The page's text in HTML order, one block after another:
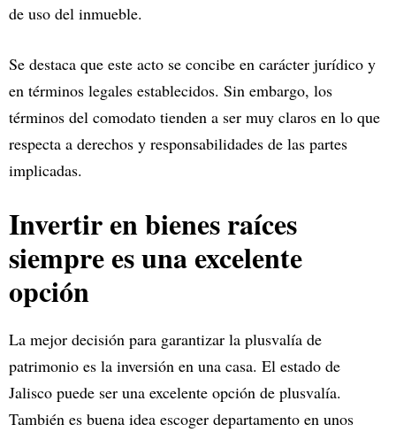
de uso del inmueble.
Se destaca que este acto se concibe en carácter jurídico y
en términos legales establecidos. Sin embargo, los
términos del comodato tienden a ser muy claros en lo que
respecta a derechos y responsabilidades de las partes
implicadas.
Invertir en bienes raíces
siempre es una excelente
opción
La mejor decisión para garantizar la plusvalía de
patrimonio es la inversión en una casa. El estado de
Jalisco puede ser una excelente opción de plusvalía.
También es buena idea escoger departamento en unos